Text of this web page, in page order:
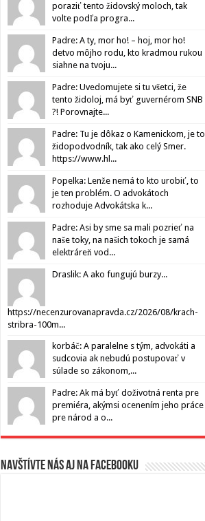
poraziť tento židovský moloch, tak
volte podľa progra...
Padre: A ty, mor ho! – hoj, mor ho!
detvo môjho rodu, kto kradmou rukou
siahne na tvoju...
Padre: Uvedomujete si tu všetci, že
tento židoloj, má byť guvernérom SNB
?! Porovnajte...
Padre: Tu je dôkaz o Kamenickom, je to
židopodvodník, tak ako celý Smer.
https://www.hl...
Popelka: Lenže nemá to kto urobiť, to
je ten problém. O advokátoch
rozhoduje Advokátska k...
Padre: Asi by sme sa mali pozrieť na
naše toky, na našich tokoch je samá
elektráreň vod...
Draslik: A ako fungujú burzy...
https://necenzurovanapravda.cz/2026/08/krach-
stribra-100m...
korbáč: A paralelne s tým, advokáti a
sudcovia ak nebudú postupovať v
súlade so zákonom,...
Padre: Ak má byť doživotná renta pre
premiéra, akýmsi ocenením jeho práce
pre národ a o...
Navštívte nás aj na Facebooku